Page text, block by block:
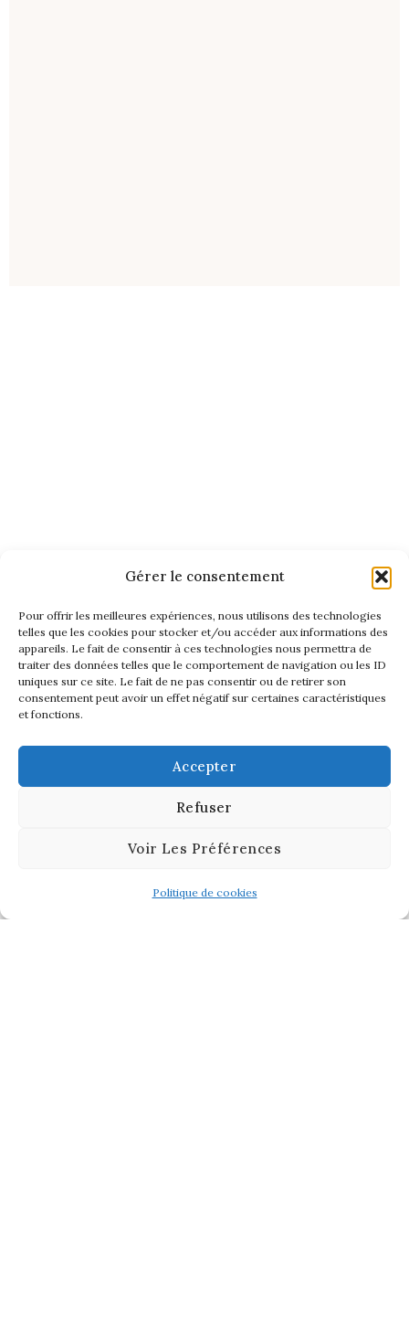
Gérer le consentement
Pour offrir les meilleures expériences, nous utilisons des technologies
telles que les cookies pour stocker et/ou accéder aux informations des
appareils. Le fait de consentir à ces technologies nous permettra de
traiter des données telles que le comportement de navigation ou les ID
uniques sur ce site. Le fait de ne pas consentir ou de retirer son
consentement peut avoir un effet négatif sur certaines caractéristiques
et fonctions.
Accepter
Refuser
Voir Les Préférences
Politique de cookies